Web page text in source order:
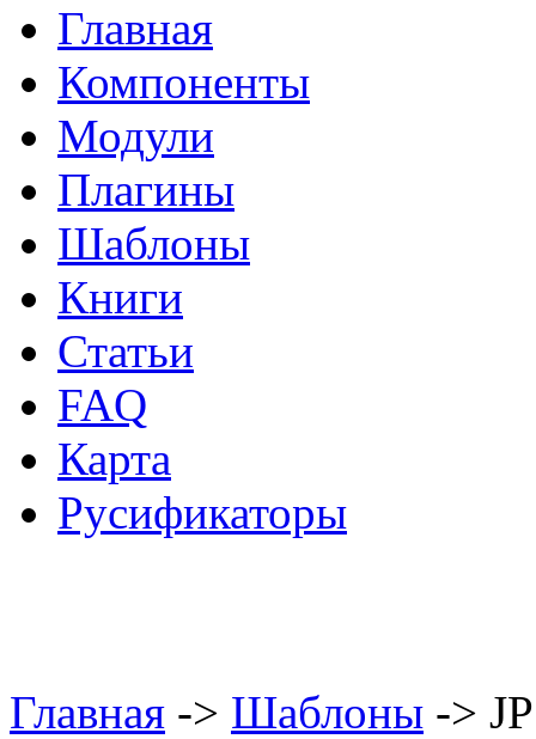
Главная
Компоненты
Модули
Плагины
Шаблоны
Книги
Статьи
FAQ
Карта
Русификаторы
Главная -> Шаблоны ->